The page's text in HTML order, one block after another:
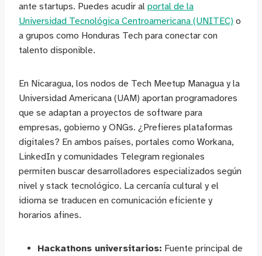
ante startups. Puedes acudir al portal de la
Universidad Tecnológica Centroamericana (UNITEC) o
a grupos como Honduras Tech para conectar con
talento disponible.
En Nicaragua, los nodos de Tech Meetup Managua y la
Universidad Americana (UAM) aportan programadores
que se adaptan a proyectos de software para
empresas, gobierno y ONGs. ¿Prefieres plataformas
digitales? En ambos países, portales como Workana,
LinkedIn y comunidades Telegram regionales
permiten buscar desarrolladores especializados según
nivel y stack tecnológico. La cercanía cultural y el
idioma se traducen en comunicación eficiente y
horarios afines.
Hackathons universitarios: Fuente principal de